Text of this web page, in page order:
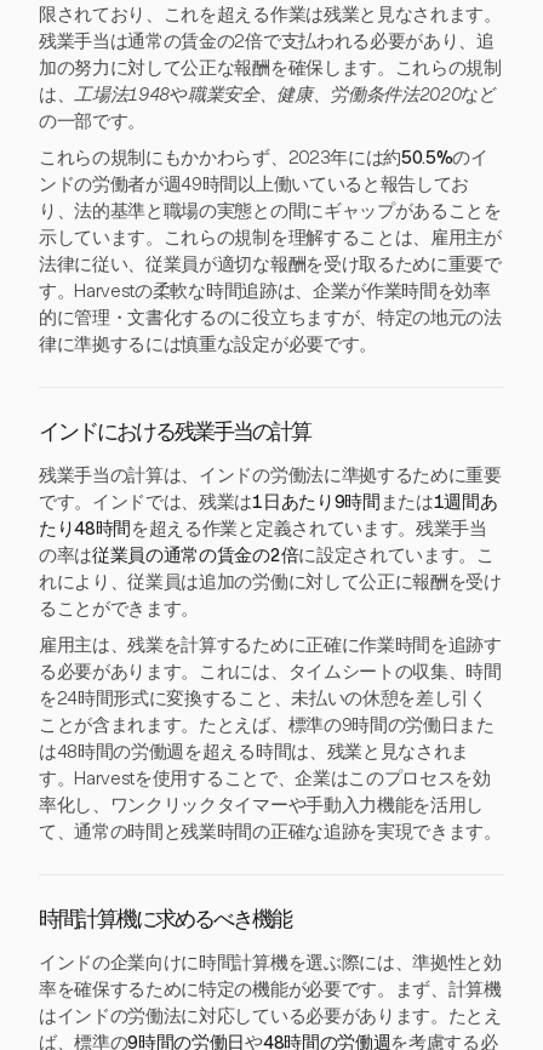
限されており、これを超える作業は残業と見なされます。
残業手当は通常の賃金の2倍で支払われる必要があり、追
加の努力に対して公正な報酬を確保します。これらの規制
は、工場法1948や職業安全、健康、労働条件法2020など
の一部です。
これらの規制にもかかわらず、2023年には約50.5%のイ
ンドの労働者が週49時間以上働いていると報告してお
り、法的基準と職場の実態との間にギャップがあることを
示しています。これらの規制を理解することは、雇用主が
法律に従い、従業員が適切な報酬を受け取るために重要で
す。Harvestの柔軟な時間追跡は、企業が作業時間を効率
的に管理・文書化するのに役立ちますが、特定の地元の法
律に準拠するには慎重な設定が必要です。
インドにおける残業手当の計算
残業手当の計算は、インドの労働法に準拠するために重要
です。インドでは、残業は1日あたり9時間 または1週間あ
たり48時間を超える作業と定義されています。残業手当
の率は従業員の通常の賃金の2倍に設定されています。こ
れにより、従業員は追加の労働に対して公正に報酬を受け
ることができます。
雇用主は、残業を計算するために正確に作業時間を追跡す
る必要があります。これには、タイムシートの収集、時間
を24時間形式に変換すること、未払いの休憩を差し引く
ことが含まれます。たとえば、標準の9時間の労働日また
は48時間の労働週を超える時間は、残業と見なされま
す。Harvestを使用することで、企業はこのプロセスを効
率化し、ワンクリックタイマーや手動入力機能を活用し
て、通常の時間と残業時間の正確な追跡を実現できます。
時間計算機に求めるべき機能
インドの企業向けに時間計算機を選ぶ際には、準拠性と効
率を確保するために特定の機能が必要です。まず、計算機
はインドの労働法に対応している必要があります。たとえ
ば、標準の9時間の労働日や48時間の労働週を考慮する必